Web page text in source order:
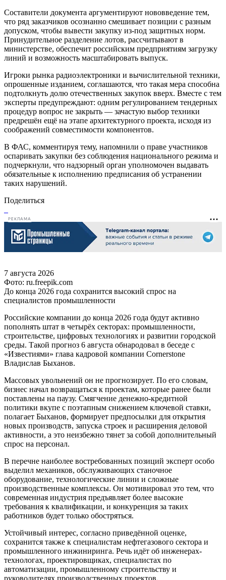
Составители документа аргументируют нововведение тем,
что ряд заказчиков осознанно смешивает позиции с разным
допуском, чтобы вывести закупку из-под защитных норм.
Принудительное разделение лотов, рассчитывают в
министерстве, обеспечит российским предприятиям загрузку
линий и возможность масштабировать выпуск.
Игроки рынка радиоэлектроники и вычислительной техники,
опрошенные изданием, соглашаются, что такая мера способна
подтолкнуть долю отечественных закупок вверх. Вместе с тем
эксперты предупреждают: одним регулированием тендерных
процедур вопрос не закрыть — зачастую выбор техники
предрешён ещё на этапе архитектурного проекта, исходя из
соображений совместимости компонентов.
В ФАС, комментируя тему, напомнили о праве участников
оспаривать закупки без соблюдения национального режима и
подчеркнули, что надзорный орган уполномочен выдавать
обязательные к исполнению предписания об устранении
таких нарушений.
Поделиться
РЕКЛАМА
7 августа 2026
Фото: ru.freepik.com
До конца 2026 года сохранится высокий спрос на
специалистов промышленности
Российские компании до конца 2026 года будут активно
пополнять штат в четырёх секторах: промышленности,
строительстве, цифровых технологиях и развитии городской
среды. Такой прогноз 6 августа обнародовал в беседе с
«Известиями» глава кадровой компании Cornerstone
Владислав Быханов.
Массовых увольнений он не прогнозирует. По его словам,
бизнес начал возвращаться к проектам, которые ранее были
поставлены на паузу. Смягчение денежно-кредитной
политики вкупе с поэтапным снижением ключевой ставки,
полагает Быханов, формирует предпосылки для открытия
новых производств, запуска строек и расширения деловой
активности, а это неизбежно тянет за собой дополнительный
спрос на персонал.
В перечне наиболее востребованных позиций эксперт особо
выделил механиков, обслуживающих станочное
оборудование, технологические линии и сложные
производственные комплексы. Он мотивировал это тем, что
современная индустрия предъявляет более высокие
требования к квалификации, и конкуренция за таких
работников будет только обостряться.
Устойчивый интерес, согласно приведённой оценке,
сохранится также к специалистам нефтегазового сектора и
промышленного инжиниринга. Речь идёт об инженерах-
технологах, проектировщиках, специалистах по
автоматизации, промышленному строительству и
руководителях производственных проектов.